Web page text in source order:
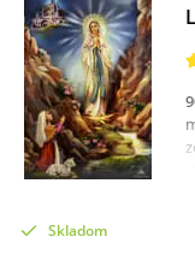
Skladom